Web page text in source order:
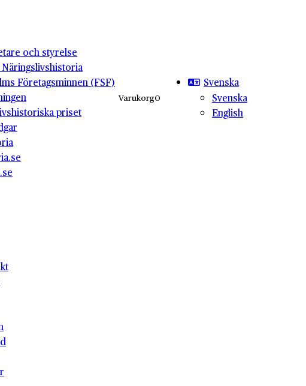
och styrelse
Företagsminnen (FSF)
priset
Varukorg0
Svenska
Svenska
English